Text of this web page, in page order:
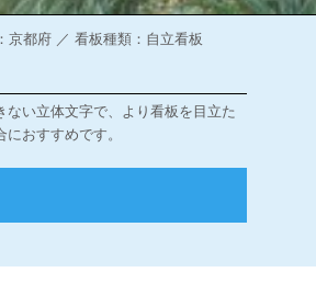
京都府 ／ 看板種類：自立看板
ない立体文字で、より看板を目立た
おすすめです。